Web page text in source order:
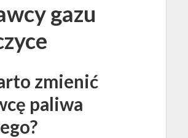
gazu
zmienić
paliwa